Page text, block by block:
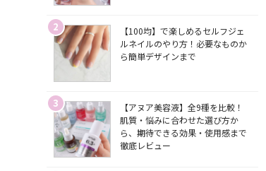
2
【100均】で楽しめるセルフジェ
ルネイルのやり方！必要なものか
ら簡単デザインまで
3
【アヌア美容液】全9種を比較！
肌質・悩みに合わせた選び方か
ら、期待できる効果・使用感まで
徹底レビュー